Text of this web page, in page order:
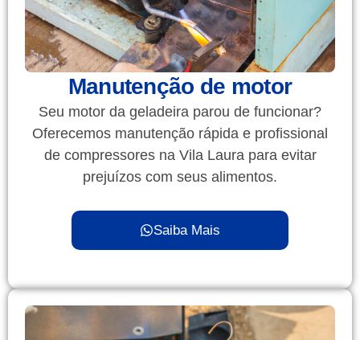
Manutenção de motor
Seu motor da geladeira parou de funcionar?
Oferecemos manutenção rápida e profissional
de compressores na Vila Laura para evitar
prejuízos com seus alimentos.
Saiba Mais